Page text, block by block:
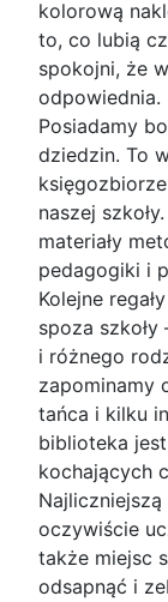
kolorową
to, co lubią
spokojni, że
odpowiednia.
Posiadamy
dziedzin. To
naszej
materiały
pedagogiki i
Kolejne
spoza
i różnego
zapominamy
tańca i kilku
biblioteka
kochających
oczywiście
także miejsc
odsapnąć i